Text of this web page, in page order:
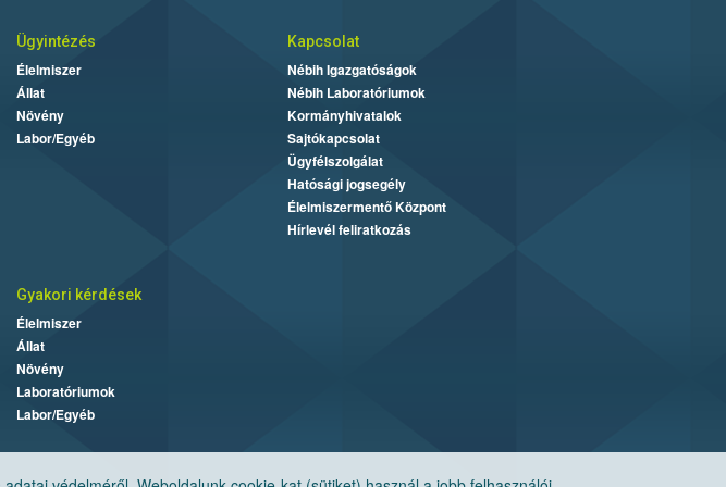
Ügyintézés
Élelmiszer
Állat
Növény
Labor/Egyéb
Kapcsolat
Nébih Igazgatóságok
Nébih Laboratóriumok
Kormányhivatalok
Sajtókapcsolat
Ügyfélszolgálat
Hatósági jogsegély
Élelmiszermentő Központ
Hírlevél feliratkozás
Gyakori kérdések
Élelmiszer
Állat
Növény
Laboratóriumok
Labor/Egyéb